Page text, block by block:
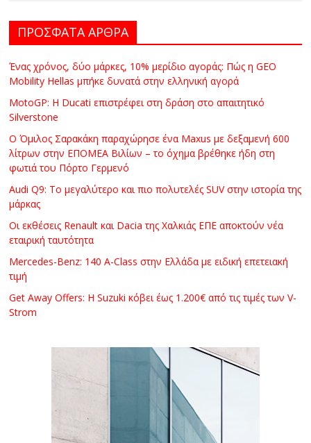
ΠΡΟΣΦΑΤΑ ΑΡΘΡΑ
Ένας χρόνος, δύο μάρκες, 10% μερίδιο αγοράς: Πώς η GEO
Mobility Hellas μπήκε δυνατά στην ελληνική αγορά
MotoGP: Η Ducati επιστρέφει στη δράση στο απαιτητικό
Silverstone
Ο Όμιλος Σαρακάκη παραχώρησε ένα Maxus με δεξαμενή 600
λίτρων στην ΕΠΟΜΕΑ Βιλίων – το όχημα βρέθηκε ήδη στη
φωτιά του Πόρτο Γερμενό
Audi Q9: Το μεγαλύτερο και πιο πολυτελές SUV στην ιστορία της
μάρκας
Οι εκθέσεις Renault και Dacia της Χαλκιάς ΕΠΕ αποκτούν νέα
εταιρική ταυτότητα
Mercedes-Benz: 140 A-Class στην Ελλάδα με ειδική επετειακή
τιμή
Get Away Offers: Η Suzuki κόβει έως 1.200€ από τις τιμές των V-
Strom